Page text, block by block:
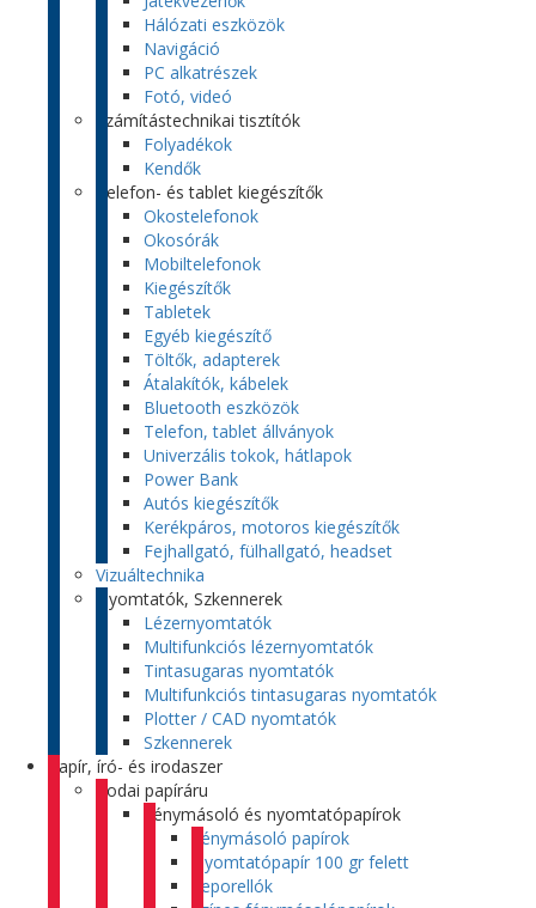
Hálózati eszközök
Navigáció
PC alkatrészek
Fotó, videó
Számítástechnikai tisztítók
Folyadékok
Kendők
Telefon- és tablet kiegészítők
Okostelefonok
Okosórák
Mobiltelefonok
Kiegészítők
Tabletek
Egyéb kiegészítő
Töltők, adapterek
Átalakítók, kábelek
Bluetooth eszközök
Telefon, tablet állványok
Univerzális tokok, hátlapok
Power Bank
Autós kiegészítők
Kerékpáros, motoros kiegészítők
Fejhallgató, fülhallgató, headset
Vizuáltechnika
Nyomtatók, Szkennerek
Lézernyomtatók
Multifunkciós lézernyomtatók
Tintasugaras nyomtatók
Multifunkciós tintasugaras nyomtatók
Plotter / CAD nyomtatók
Szkennerek
Papír, író- és irodaszer
Irodai papíráru
Fénymásoló és nyomtatópapírok
Fénymásoló papírok
Nyomtatópapír 100 gr felett
Leporellók